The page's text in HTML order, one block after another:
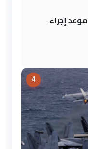
إجراء
4